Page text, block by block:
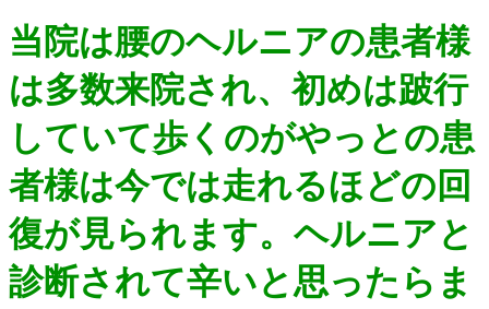
当院は腰のヘルニアの患者様
は多数来院され、初めは跛行
していて歩くのがやっとの患
者様は今では走れるほどの回
復が見られます。ヘルニアと
診断されて辛いと思ったらま